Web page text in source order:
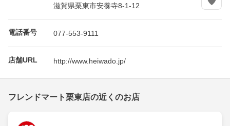
滋賀県栗東市安養寺8-1-12
電話番号 077-553-9111
店舗URL http://www.heiwado.jp/
フレンドマート栗東店の近くのお店